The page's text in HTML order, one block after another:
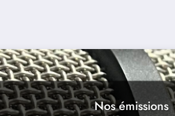
Nos émissions